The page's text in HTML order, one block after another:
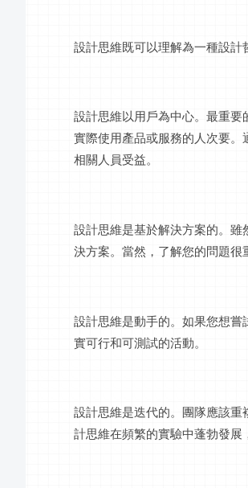
設計思維既可以理解為一種設計
設計思維以用戶為中心。最重
實際使用產品或服務的人次要
相關人員受益。
設計思維是基於解決方案的。
決方案。當然，了解您的問題很
設計思維是動手的。如果您想
實可行和可測試的活動。
設計思維是迭代的。團隊應該
計思維在頻繁的實驗中蓬勃發展